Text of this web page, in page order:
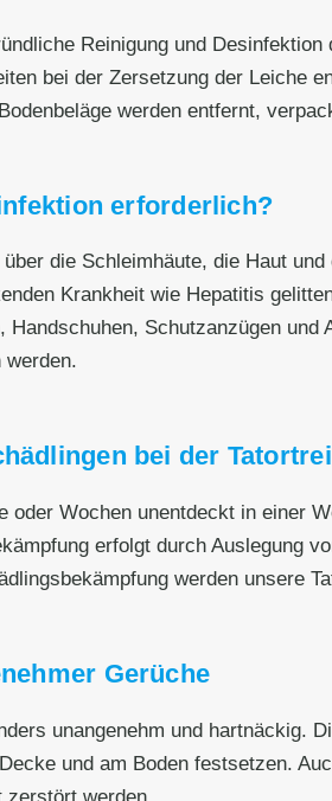
Reinigung und
bei der Zersetzung der Leiche
werden entfernt,
erforderlich?
die Schleimhäute, die Haut
Krankheit wie Hepatitis
Handschuhen, Schutzanzügen
werden.
bei der
oder Wochen unentdeckt in einer
erfolgt durch Auslegung
werden unsere
Gerüche
unangenehm und hartnäckig.
und am Boden festsetzen.